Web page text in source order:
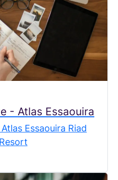
- Atlas Essaouira
Atlas Essaouira Riad
Resort